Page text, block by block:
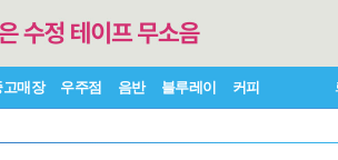
고매장 우주점 음반 블루레이 커피